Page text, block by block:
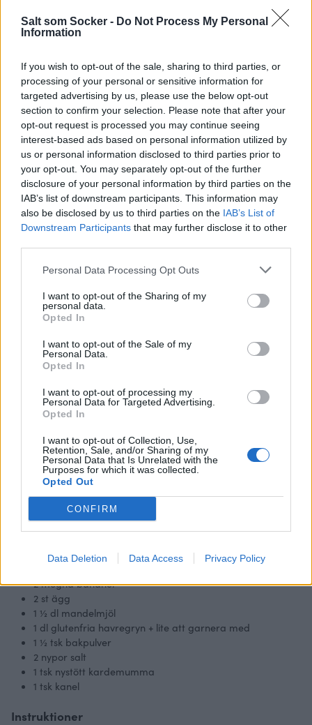
Salt som Socker - Do Not Process My Personal
Information
If you wish to opt-out of the sale, sharing to third parties, or
processing of your personal or sensitive information for
targeted advertising by us, please use the below opt-out
section to confirm your selection. Please note that after your
opt-out request is processed you may continue seeing
interest-based ads based on personal information utilized by
us or personal information disclosed to third parties prior to
your opt-out. You may separately opt-out of the further
disclosure of your personal information by third parties on the
IAB’s list of downstream participants. This information may
also be disclosed by us to third parties on the IAB’s List of
Downstream Participants that may further disclose it to other
Personal Data Processing Opt Outs
I want to opt-out of the Sharing of my
personal data.
Opted In
I want to opt-out of the Sale of my
Personal Data.
Opted In
I want to opt-out of processing my
Personal Data for Targeted Advertising.
Opted In
I want to opt-out of Collection, Use,
Retention, Sale, and/or Sharing of my
Personal Data that Is Unrelated with the
Purposes for which it was collected.
Opted Out
CONFIRM
Data Deletion Data Access Privacy Policy
Skriv ut receptet
Glutenfria Banan & havrescones
Ingredienser
Banan & havrescones
2 mogna bananer
2 st ägg
1 ½ dl mandelmjöl
1 dl glutenfria havregryn + lite att garnera med
1 ½ tsk bakpulver
2 nypor salt
1 tsk nystött kardemumma
1 tsk kanel
Instruktioner